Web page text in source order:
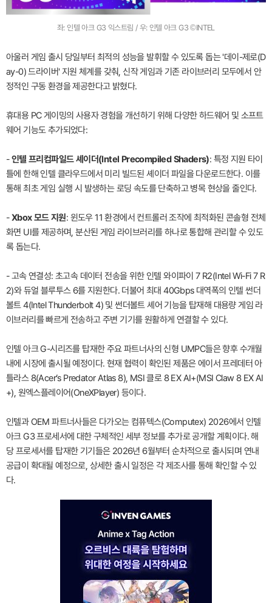
좌: 인텔 아크 G3 익스트림 / 우: 인텔 아크 G3 ©INTEL
아울러 게임 출시 당일부터 최적의 성능을 발휘할 수 있도록 돕는 '데이-제로(D
ay-0) 드라이버' 지원 체계를 갖춰, 신작 게임과 기존 라이브러리 모두에서 안
정적인 구동 환경을 제공한다고 밝혔다.
휴대용 PC 게이밍의 사용자 경험을 개선하기 위해 다양한 하드웨어 및 소프트
웨어 기능도 추가되었다:
-인텔 프리컴파일드 셰이더(Intel Precompiled Shaders): 특정 지원 타이
틀에 한해 인텔 클라우드에서 미리 빌드된 셰이더 파일을 다운로드한다. 이를
통해 최초 게임 실행 시 발생하는 로딩 속도를 단축하고 병목 현상을 줄인다.
-Xbox 모드 지원: 윈도우 11 환경에서 컨트롤러 조작에 최적화된 콘솔형 전체
화면 UI를 제공하며, 분산된 게임 라이브러리를 하나로 통합해 관리할 수 있도
록 돕는다.
- 고속 연결성: 초고속 데이터 전송을 위한 인텔 와이파이 7 R2(Intel Wi-Fi 7 R
2)와 듀얼 블루투스 6를 지원한다. 더불어 최대 40Gbps 대역폭의 인텔 썬더
볼트 4(Intel Thunderbolt 4) 및 썬더볼트 셰어 기능을 탑재해 대용량 게임 라
이브러리를 빠르게 전송하고 주변 기기를 원활하게 연결할 수 있다.
인텔 아크 G-시리즈를 탑재한 주요 파트너사의 신형 UMPC들은 향후 수개월
내에 시장에 출시될 예정이다. 현재 협력이 확인된 제품은 에이서 프레데터 아
틀라스 8(Acer’s Predator Atlas 8), MSI 클로 8 EX AI+(MSI Claw 8 EX AI
+), 원엑스플레이어(OneXPlayer) 등이다.
인텔과 OEM 파트너사들은 다가오는 컴퓨텍스(Computex) 2026에서 인텔
아크 G3 프로세서에 대한 구체적인 세부 정보를 추가로 공개할 계획이다. 해
당 프로세서를 탑재한 기기들은 2026년 6월부터 순차적으로 출시되며 연내
공급이 확대될 예정으로, 상세한 출시 일정은 각 제조사를 통해 확인할 수 있
다.